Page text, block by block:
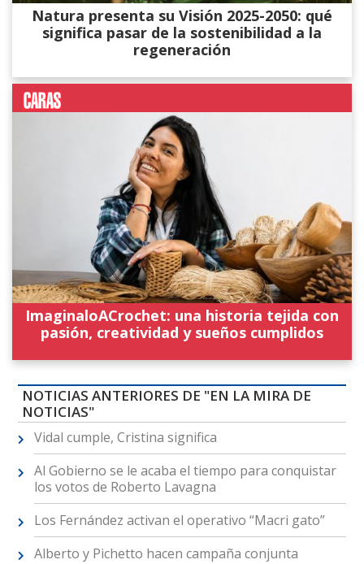
Natura presenta su Visión 2025-2050: qué
significa pasar de la sostenibilidad a la
regeneración
ImaginaloACrochet: una historia tejida con
pasión, creatividad y sueños cumplidos
NOTICIAS ANTERIORES DE "EN LA MIRA DE
NOTICIAS"
Vidal cumple, Cristina significa
Al Gobierno se le acaba el tiempo para conquistar
los votos de Roberto Lavagna
Los Fernández activan el operativo “Macri gato”
Alberto y Pichetto hacen campaña conjunta